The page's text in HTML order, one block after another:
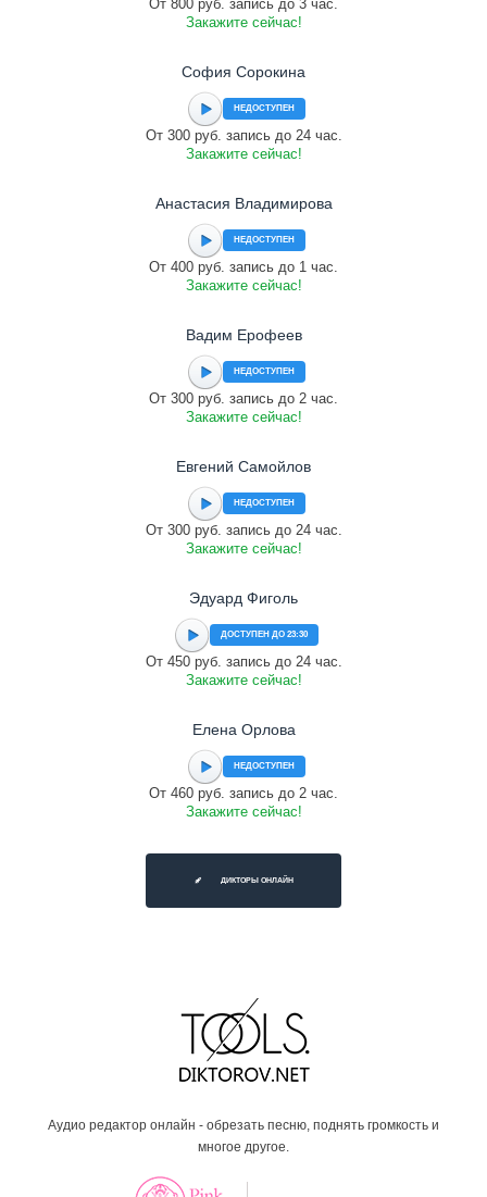
От 800 руб. запись до 3 час.
Закажите сейчас!
София Сорокина
НЕДОСТУПЕН
От 300 руб. запись до 24 час.
Закажите сейчас!
Анастасия Владимирова
НЕДОСТУПЕН
От 400 руб. запись до 1 час.
Закажите сейчас!
Вадим Ерофеев
НЕДОСТУПЕН
От 300 руб. запись до 2 час.
Закажите сейчас!
Евгений Самойлов
НЕДОСТУПЕН
От 300 руб. запись до 24 час.
Закажите сейчас!
Эдуард Фиголь
ДОСТУПЕН ДО 23:30
От 450 руб. запись до 24 час.
Закажите сейчас!
Елена Орлова
НЕДОСТУПЕН
От 460 руб. запись до 2 час.
Закажите сейчас!
ДИКТОРЫ ОНЛАЙН
Аудио редактор онлайн - обрезать песню, поднять громкость и
многое другое.